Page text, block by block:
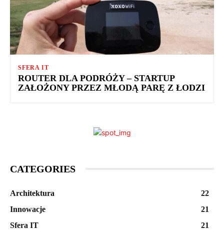
SFERA IT
ROUTER DLA PODRÓŻY – STARTUP
ZAŁOŻONY PRZEZ MŁODĄ PARĘ Z ŁODZI
CATEGORIES
Architektura
22
Innowacje
21
Sfera IT
21